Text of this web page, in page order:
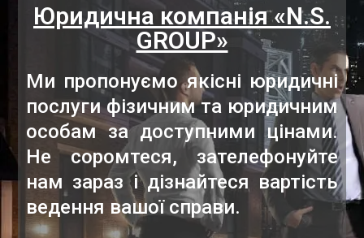
Юридична компанія «N.S.
GROUP»
Ми пропонуємо якісні юридичні
послуги фізичним та юридичним
особам за доступними цінами.
Не соромтеся, зателефонуйте
нам зараз і дізнайтеся вартість
ведення вашої справи.